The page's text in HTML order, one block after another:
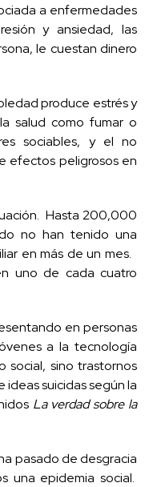
a enfermedades
y ansiedad, las
le cuestan dinero
produce estrés y
salud como fumar o
sociables, y el no
efectos peligrosos en
Hasta 200,000
no han tenido una
en más de un mes.
uno de cada cuatro
en personas
a la tecnología
social, sino trastornos
suicidas según la
La verdad sobre la
pasado de desgracia
una epidemia social.